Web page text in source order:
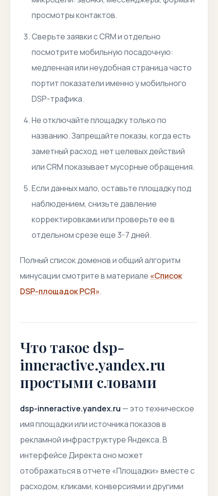
просмотры контактов.
Сверьте заявки с CRM и отдельно
посмотрите мобильную посадочную:
медленная или неудобная страница часто
портит показатели именно у мобильного
DSP-трафика.
Не отключайте площадку только по
названию. Запрещайте показы, когда есть
заметный расход, нет целевых действий
или CRM показывает мусорные обращения.
Если данных мало, оставьте площадку под
наблюдением, снизьте давление
корректировками или проверьте ее в
отдельном срезе еще 3-7 дней.
Полный список доменов и общий алгоритм
минусации смотрите в материале «Список
DSP-площадок РСЯ».
Что такое dsp-
inneractive.yandex.ru
простыми словами
dsp-inneractive.yandex.ru — это техническое
имя площадки или источника показов в
рекламной инфраструктуре Яндекса. В
интерфейсе Директа оно может
отображаться в отчете «Площадки» вместе с
расходом, кликами, конверсиями и другими